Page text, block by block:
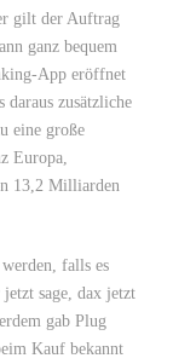
gilt der Auftrag
ganz bequem
App eröffnet
daraus zusätzliche
eine große
Europa,
13,2 Milliarden
falls es
sage, dax jetzt
gab Plug
Kauf bekannt